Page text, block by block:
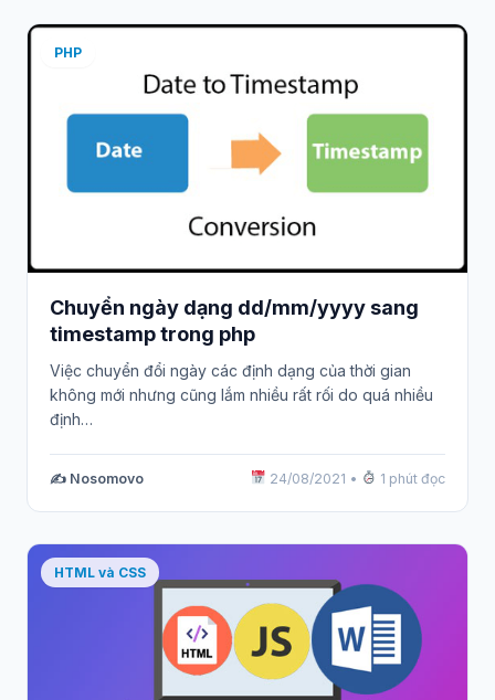
PHP
Chuyển ngày dạng dd/mm/yyyy sang
timestamp trong php
Việc chuyển đổi ngày các định dạng của thời gian
không mới nhưng cũng lắm nhiều rất rối do quá nhiều
định…
✍️ Nosomovo 24/08/2021 • 1 phút đọc
HTML và CSS